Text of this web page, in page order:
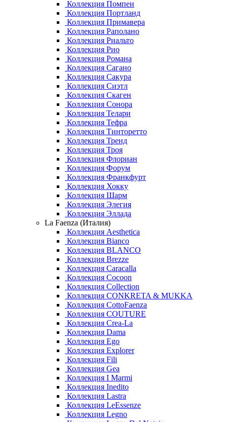
Коллекция Помпеи
Коллекция Портланд
Коллекция Примавера
Коллекция Раполано
Коллекция Риальто
Коллекция Рио
Коллекция Романа
Коллекция Сагано
Коллекция Сакура
Коллекция Сиэтл
Коллекция Скаген
Коллекция Сонора
Коллекция Телари
Коллекция Тефра
Коллекция Тинторетто
Коллекция Тренд
Коллекция Троя
Коллекция Флориан
Коллекция Форум
Коллекция Франкфурт
Коллекция Хокку
Коллекция Шарм
Коллекция Элегия
Коллекция Эллада
La Faenza (Италия)
Коллекция Aesthetica
Коллекция Bianco
Коллекция BLANCO
Коллекция Brezze
Коллекция Caracalla
Коллекция Cocoon
Коллекция Collection
Коллекция CONKRETA & MUKKA
Коллекция CottoFaenza
Коллекция COUTURE
Коллекция Crea-La
Коллекция Dama
Коллекция Ego
Коллекция Explorer
Коллекция Fili
Коллекция Gea
Коллекция I Marmi
Коллекция Inedito
Коллекция Lastra
Коллекция LeEssenze
Коллекция Legno